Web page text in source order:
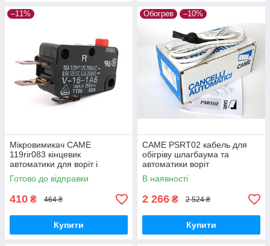
–11%
Мікровимикач CAME
119rir083 кінцевик
автоматики для воріт і
шлагбаум
Готово до відправки
410 ₴ 464 ₴
Купити
Обогрев –10%
CAME PSRT02 кабель для
обігріву шлагбаума та
автоматики воріт
В наявності
2 266 ₴ 2 524 ₴
Купити